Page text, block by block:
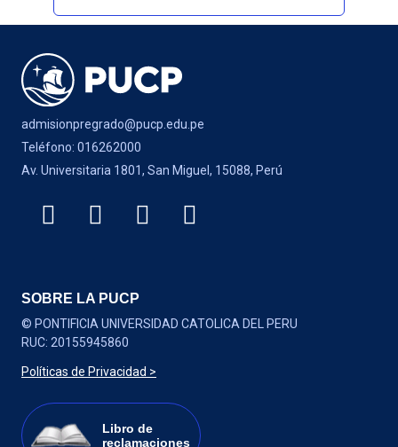
admisionpregrado@pucp.edu.pe
Teléfono: 016262000
Av. Universitaria 1801, San Miguel, 15088, Perú
SOBRE LA PUCP
© PONTIFICIA UNIVERSIDAD CATOLICA DEL PERU
RUC: 20155945860
Políticas de Privacidad >
Libro de
reclamaciones